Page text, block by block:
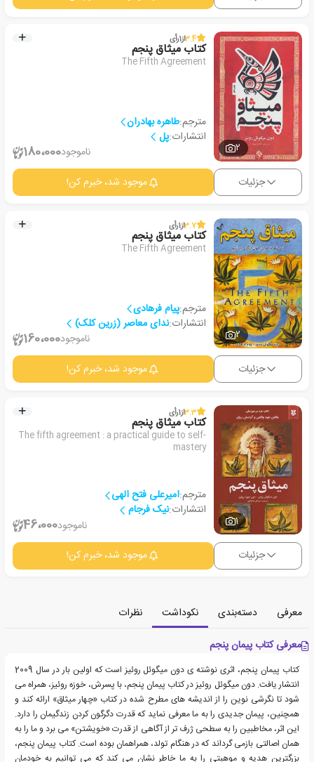
2
3.4از1رأی
کتاب میثاق پنجم
The Fifth Agreement
مترجم:طاهره بهادران
انتشارات:پل
ناموجود180،000
جزئیات موجود شد، خبرم کن!
2
3.7از1رأی
کتاب میثاق پنجم
The Fifth Agreement
مترجم:پیام فرهادی
انتشارات:ندای معاصر (زرین کلک)
ناموجود160،000
جزئیات موجود شد، خبرم کن!
1
3.3از1رأی
کتاب میثاق پنجم
The fifth agreement : a practical guide to self-
mastery
مترجم:امیرعلی فتح الهی
انتشارات:نیک فرجام
ناموجود46،000
جزئیات موجود شد، خبرم کن!
معرفی دسته‌بندی نکوداشت
نظرات
معرفی کتاب پیمان پنجم
کتاب پیمان پنجم، اثری نوشته ی دون میگوئل روئیز است که اولین بار در سال 2009
انتشار یافت. دون میگوئل روئیز در کتاب پیمان پنجم، با پسرش، خوزه روئیز، همراه می
شود تا نگرشی نوین را از اندیشه های مطرح شده در کتاب «چهار میثاق» ارائه کند و
همچنین، پیمان جدیدی را به ما معرفی نماید که قدرت دگرگون کردن زندگیمان را دارد.
این اثر، مخاطبین را به سطحی ژرف تر از آگاهی از قدرت «خویشتن» می برد و ما را به
همان اصالتی بازمی گرداند که در هنگام تولد، همراهمان بوده است. کتاب پیمان پنجم،
بزرگترین هدیه و موهبتی را به ما خاطر نشان می کند که می توانیم به خودمان